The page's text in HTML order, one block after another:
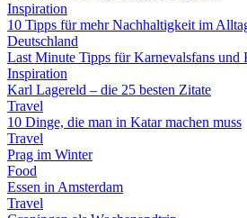
Inspiration
10 Tipps für mehr Nachhaltigkeit im
Deutschland
Last Minute Tipps für Karnevalsfans und
Inspiration
Karl Lagereld – die 25 besten Zitate
Travel
10 Dinge, die man in Katar machen muss
Travel
Prag im Winter
Food
Essen in Amsterdam
Travel